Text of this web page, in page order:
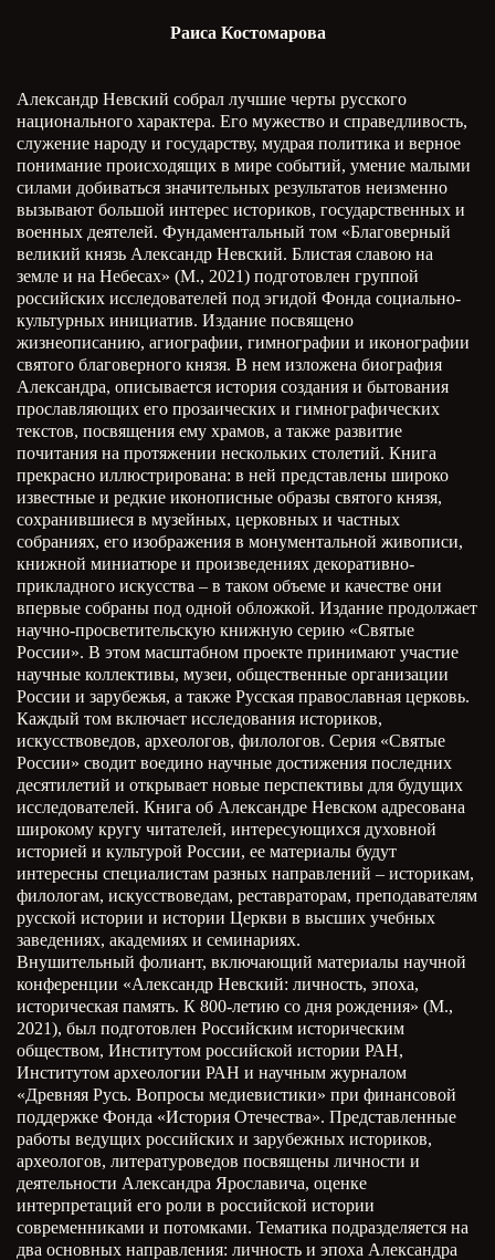
Раиса Костомарова
Александр Невский собрал лучшие черты русского
национального характера. Его мужество и справедливость,
служение народу и государству, мудрая политика и верное
понимание происходящих в мире событий, умение малыми
силами добиваться значительных результатов неизменно
вызывают большой интерес историков, государственных и
военных деятелей. Фундаментальный том «Благоверный
великий князь Александр Невский. Блистая славою на
земле и на Небесах» (М., 2021) подготовлен группой
российских исследователей под эгидой Фонда социально-
культурных инициатив. Издание посвящено
жизнеописанию, агиографии, гимнографии и иконографии
святого благоверного князя. В нем изложена биография
Александра, описывается история создания и бытования
прославляющих его прозаических и гимнографических
текстов, посвящения ему храмов, а также развитие
почитания на протяжении нескольких столетий. Книга
прекрасно иллюстрирована: в ней представлены широко
известные и редкие иконописные образы святого князя,
сохранившиеся в музейных, церковных и частных
собраниях, его изображения в монументальной живописи,
книжной миниатюре и произведениях декоративно-
прикладного искусства – в таком объеме и качестве они
впервые собраны под одной обложкой. Издание продолжает
научно-просветительскую книжную серию «Святые
России». В этом масштабном проекте принимают участие
научные коллективы, музеи, общественные организации
России и зарубежья, а также Русская православная церковь.
Каждый том включает исследования историков,
искусствоведов, археологов, филологов. Серия «Святые
России» сводит воедино научные достижения последних
десятилетий и открывает новые перспективы для будущих
исследователей. Книга об Александре Невском адресована
широкому кругу читателей, интересующихся духовной
историей и культурой России, ее материалы будут
интересны специалистам разных направлений – историкам,
филологам, искусствоведам, реставраторам, преподавателям
русской истории и истории Церкви в высших учебных
заведениях, академиях и семинариях.
Внушительный фолиант, включающий материалы научной
конференции «Александр Невский: личность, эпоха,
историческая память. К 800-летию со дня рождения» (М.,
2021), был подготовлен Российским историческим
обществом, Институтом российской истории РАН,
Институтом археологии РАН и научным журналом
«Древняя Русь. Вопросы медиевистики» при финансовой
поддержке Фонда «История Отечества». Представленные
работы ведущих российских и зарубежных историков,
археологов, литературоведов посвящены личности и
деятельности Александра Ярославича, оценке
интерпретаций его роли в российской истории
современниками и потомками. Тематика подразделяется на
два основных направления: личность и эпоха Александра